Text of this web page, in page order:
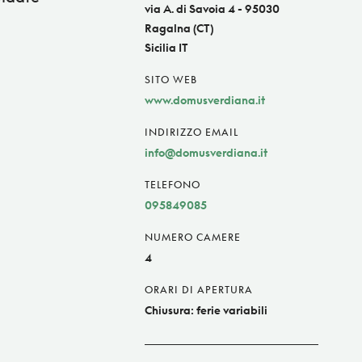
via A. di Savoia 4 - 95030
Ragalna (CT)
Sicilia IT
SITO WEB
www.domusverdiana.it
INDIRIZZO EMAIL
info@domusverdiana.it
TELEFONO
095849085
NUMERO CAMERE
4
ORARI DI APERTURA
Chiusura: ferie variabili